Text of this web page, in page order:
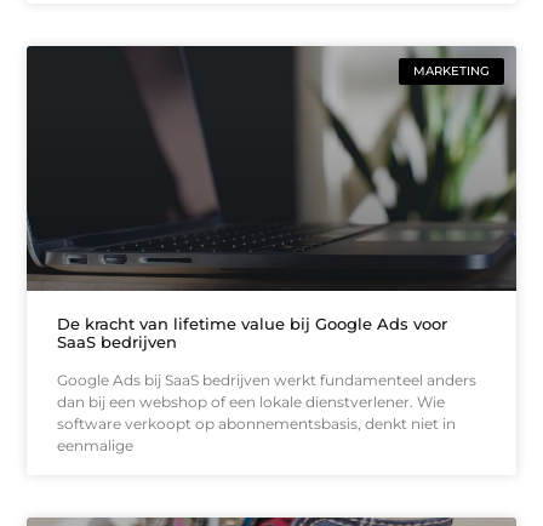
MARKETING
De kracht van lifetime value bij Google Ads voor
SaaS bedrijven
Google Ads bij SaaS bedrijven werkt fundamenteel anders
dan bij een webshop of een lokale dienstverlener. Wie
software verkoopt op abonnementsbasis, denkt niet in
eenmalige